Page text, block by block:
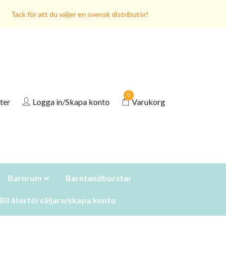
Tack för att du väljer en svensk distributör!
Logga in/Skapa konto
0
Varukorg
Barnrum Barntandborstar
Bli återförsäljare/skapa konto